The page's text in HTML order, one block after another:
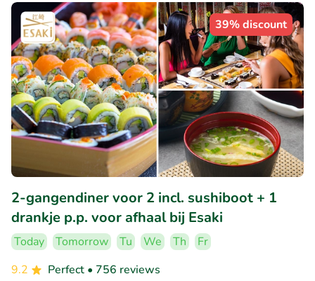
39% discount
2-gangendiner voor 2 incl. sushiboot + 1
drankje p.p. voor afhaal bij Esaki
Today Tomorrow Tu We Th
Fr
9.2
Perfect • 756 reviews